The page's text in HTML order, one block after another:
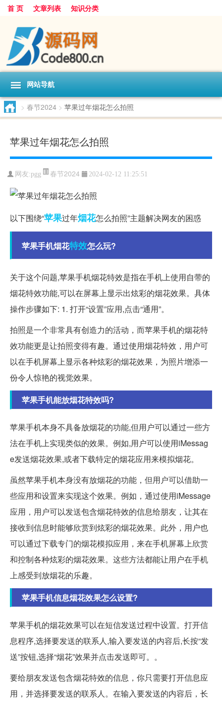
首 页 文章列表 知识分类
网站导航
> 春节2024 > 苹果过年烟花怎么拍照
苹果过年烟花怎么拍照
网友:pgg 春节2024 2024-02-12 11:25:51
以下围绕“苹果过年烟花怎么拍照”主题解决网友的困惑
苹果手机烟花特效怎么玩?
关于这个问题,苹果手机烟花特效是指在手机上使用自带的
烟花特效功能,可以在屏幕上显示出炫彩的烟花效果。具体
操作步骤如下: 1. 打开“设置”应用,点击“通用”。
拍照是一个非常具有创造力的活动，而苹果手机的烟花特
效功能更是让拍照变得有趣。通过使用烟花特效，用户可
以在手机屏幕上显示各种炫彩的烟花效果，为照片增添一
份令人惊艳的视觉效果。
苹果手机能放烟花特效吗?
苹果手机本身不具备放烟花的功能,但用户可以通过一些方
法在手机上实现类似的效果。例如,用户可以使用iMessag
e发送烟花效果,或者下载特定的烟花应用来模拟烟花。
虽然苹果手机本身没有放烟花的功能，但用户可以借助一
些应用和设置来实现这个效果。例如，通过使用iMessage
应用，用户可以发送包含烟花特效的信息给朋友，让其在
接收到信息时能够欣赏到炫彩的烟花效果。此外，用户也
可以通过下载专门的烟花模拟应用，来在手机屏幕上欣赏
和控制各种炫彩的烟花效果。这些方法都能让用户在手机
上感受到放烟花的乐趣。
苹果手机信息烟花效果怎么设置?
苹果手机的烟花效果可以在短信发送过程中设置。打开信
息程序,选择要发送的联系人,输入要发送的内容后,长按“发
送”按钮,选择“烟花”效果并点击发送即可。。
要给朋友发送包含烟花特效的信息，你只需要打开信息应
用，并选择要发送的联系人。在输入要发送的内容后，长